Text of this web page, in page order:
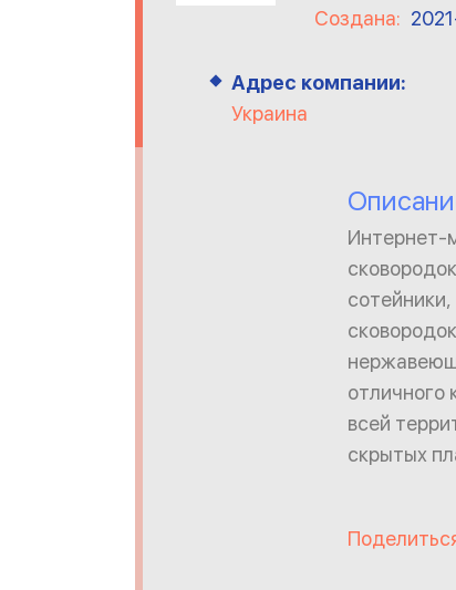
Создана:
Адрес компании:
Украина
Интернет-
отличного
всей
скрытых